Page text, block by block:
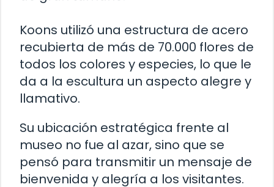
Koons utilizó una estructura de acero
recubierta de más de 70.000 flores de
todos los colores y especies, lo que le
da a la escultura un aspecto alegre y
llamativo.
Su ubicación estratégica frente al
museo no fue al azar, sino que se
pensó para transmitir un mensaje de
bienvenida y alegría a los visitantes.